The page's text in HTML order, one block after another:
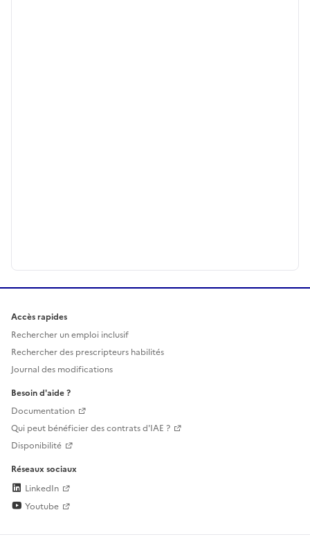
Accès rapides
Rechercher un emploi inclusif
Rechercher des prescripteurs habilités
Journal des modifications
Besoin d'aide ?
Documentation
Qui peut bénéficier des contrats d'IAE ?
Disponibilité
Réseaux sociaux
LinkedIn
Youtube